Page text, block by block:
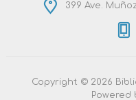
399 Ave.
Copyright © 2026
Powered